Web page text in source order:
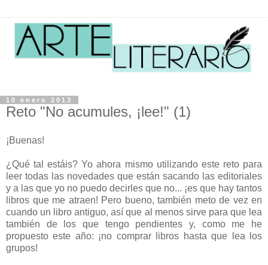
10 enero 2013
Reto "No acumules, ¡lee!" (1)
¡Buenas!
¿Qué tal estáis? Yo ahora mismo utilizando este reto para
leer todas las novedades que están sacando las editoriales
y a las que yo no puedo decirles que no... ¡es que hay tantos
libros que me atraen! Pero bueno, también meto de vez en
cuando un libro antiguo, así que al menos sirve para que lea
también de los que tengo pendientes y, como me he
propuesto este año: ¡no comprar libros hasta que lea los
grupos!